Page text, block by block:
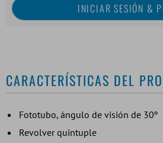
CARACTERÍSTICAS DEL
Fototubo, ángulo de visión de 30º
Revolver quintuple